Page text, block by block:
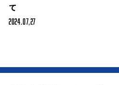
て
2024.07,27